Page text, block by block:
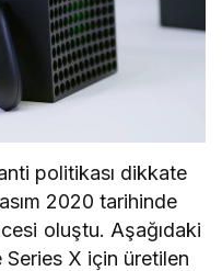
politikası dikkate
2020 tarihinde
oluştu. Aşağıdaki
X için üretilen